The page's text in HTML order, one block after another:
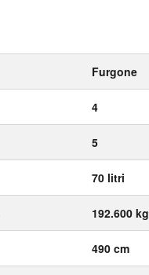
Furgone
4
5
70 litri
192.600 kg
490 cm